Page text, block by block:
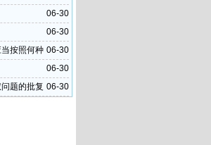
06-30
06-30
06-30
按照何种
06-30
06-30
题的批复